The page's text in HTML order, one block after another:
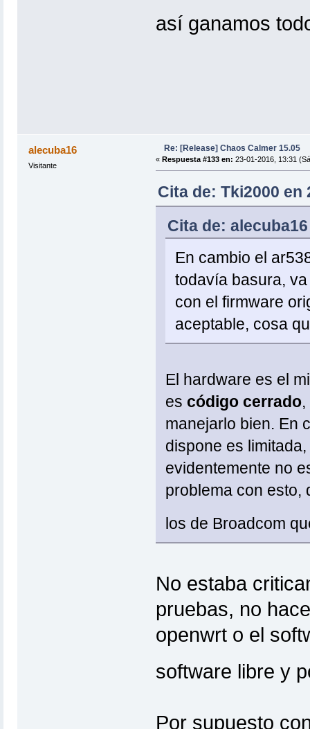
así ganamos
alecuba16
Visitante
Re: [Release] Chaos Calmer 15.05
« Respuesta #133 en: 23-01-2016, 13:31
Cita de: Tki2000 en
Cita de:
En cambio el
todavía basura,
con el firmware
aceptable, cosa
El hardware es el
es código cerrado,
manejarlo bien. En
dispone es
evidentemente no
problema con esto,
los de Broadcom
No estaba
pruebas, no
openwrt o el
software libre y
Por supuesto